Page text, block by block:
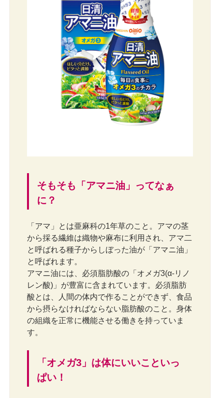
そもそも「アマニ油」ってなぁ
に？
「アマ」とは亜麻科の1年草のこと。アマの茎
から採る繊維は織物や麻布に利用され、アマ二
と呼ばれる種子からしぼった油が「アマニ油」
と呼ばれます。
アマニ油には、必須脂肪酸の「オメガ3(α-リノ
レン酸)」が豊富に含まれています。必須脂肪
酸とは、人間の体内で作ることができず、食品
から摂らなければならない脂肪酸のこと。身体
の組織を正常に機能させる働きを持っていま
す。
「オメガ3」は体にいいこといっ
ぱい！